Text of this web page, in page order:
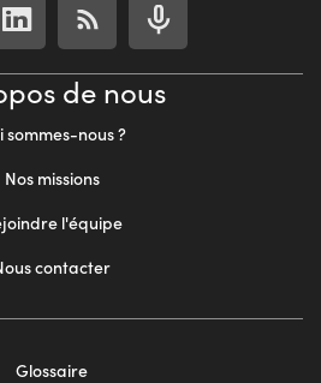
de nous
sommes-nous ?
Nos missions
l'équipe
contacter
Glossaire